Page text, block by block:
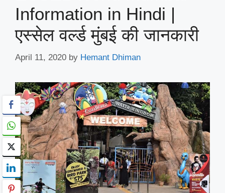
Information in Hindi |
एस्सेल वर्ल्ड मुंबई की जानकारी
April 11, 2020 by Hemant Dhiman